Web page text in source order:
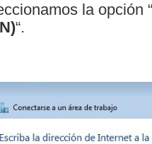
la opción “
“.